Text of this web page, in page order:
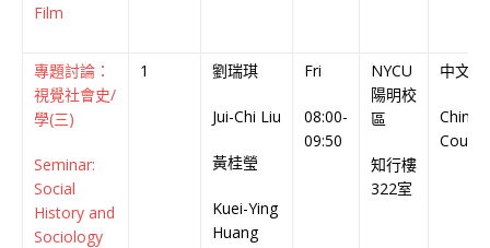
Film
專題討論：
視覺社會史/
學(三)
Seminar:
Social
History and
Sociology
1 劉瑞琪
Jui-Chi Liu
黃桂瑩
Kuei-Ying
Huang
Fri
08:00-
09:50
NYCU
陽明校
區
知行樓
322室
中文授
Cours